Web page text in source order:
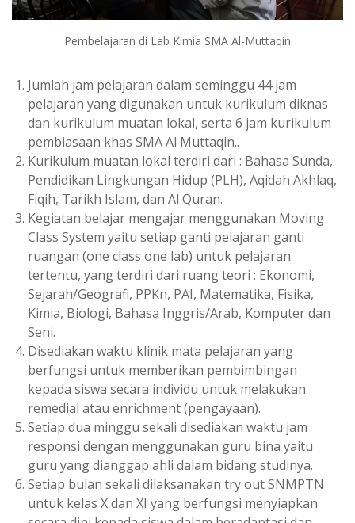
Pembelajaran di Lab Kimia SMA Al-Muttaqin
Jumlah jam pelajaran dalam seminggu 44 jam
pelajaran yang digunakan untuk kurikulum diknas
dan kurikulum muatan lokal, serta 6 jam kurikulum
pembiasaan khas SMA Al Muttaqin..
Kurikulum muatan lokal terdiri dari : Bahasa Sunda,
Pendidikan Lingkungan Hidup (PLH), Aqidah Akhlaq,
Fiqih, Tarikh Islam, dan Al Quran.
Kegiatan belajar mengajar menggunakan Moving
Class System yaitu setiap ganti pelajaran ganti
ruangan (one class one lab) untuk pelajaran
tertentu, yang terdiri dari ruang teori : Ekonomi,
Sejarah/Geografi, PPKn, PAI, Matematika, Fisika,
Kimia, Biologi, Bahasa Inggris/Arab, Komputer dan
Seni.
Disediakan waktu klinik mata pelajaran yang
berfungsi untuk memberikan pembimbingan
kepada siswa secara individu untuk melakukan
remedial atau enrichment (pengayaan).
Setiap dua minggu sekali disediakan waktu jam
responsi dengan menggunakan guru bina yaitu
guru yang dianggap ahli dalam bidang studinya.
Setiap bulan sekali dilaksanakan try out SNMPTN
untuk kelas X dan XI yang berfungsi menyiapkan